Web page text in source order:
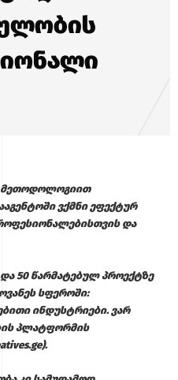
მეთოდოლოგიით
ვქმნი ეფექტურ
და
50 წარმატებულ პროექტზე
სფეროში:
ინდუსტრიები. ვარ
პლატფორმის
).